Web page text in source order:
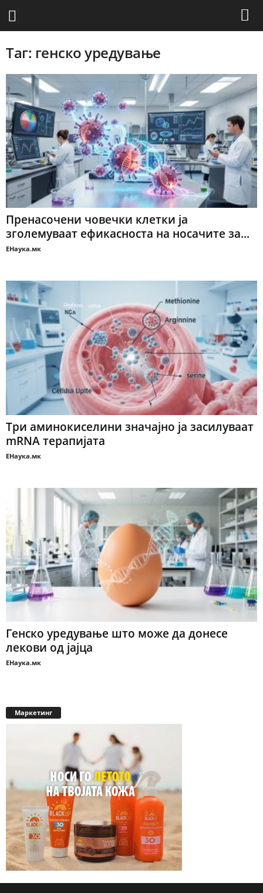
Таг: генско уредување
Пренасочени човечки клетки ја
зголемуваат ефикасноста на носачите за...
ЕНаука.мк
Три аминокиселини значајно ја засилуваат
mRNA терапијата
ЕНаука.мк
Генско уредување што може да донесе
лекови од јајца
ЕНаука.мк
Маркетинг